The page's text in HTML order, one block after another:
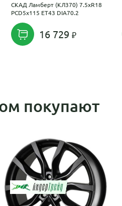
СКАД Ламберт (КЛ370) 7.5xR18
PCD5x115 ET43 DIA70.2
16 729
покупают